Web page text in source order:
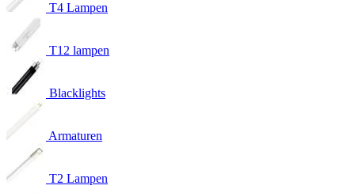
T4 Lampen
T12 lampen
Blacklights
Armaturen
T2 Lampen